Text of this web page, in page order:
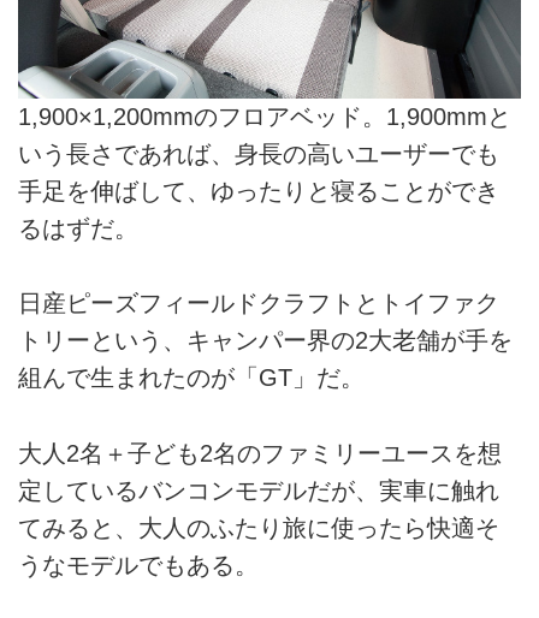
1,900×1,200mmのフロアベッド。1,900mmと
いう長さであれば、身長の高いユーザーでも
手足を伸ばして、ゆったりと寝ることができ
るはずだ。
日産ピーズフィールドクラフトとトイファク
トリーという、キャンパー界の2大老舗が手を
組んで生まれたのが「GT」だ。
大人2名＋子ども2名のファミリーユースを想
定しているバンコンモデルだが、実車に触れ
てみると、大人のふたり旅に使ったら快適そ
うなモデルでもある。